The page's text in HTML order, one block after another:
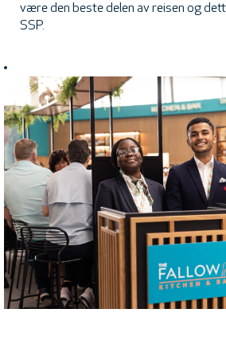
være den beste delen av reisen og
SSP.